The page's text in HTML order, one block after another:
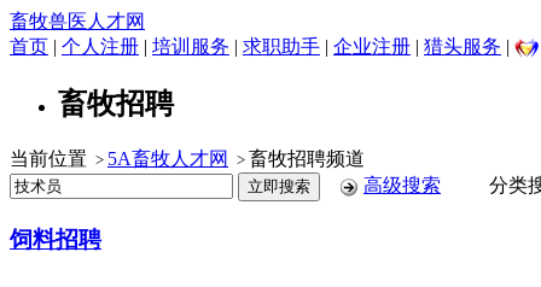
畜牧兽医人才网
首页 | 个人注册 | 培训服务 | 求职助手 | 企业注册 | 猎头服务 |
畜牧招聘
当前位置 > 5A畜牧人才网 > 畜牧招聘频道
高级搜索
分类
饲料招聘